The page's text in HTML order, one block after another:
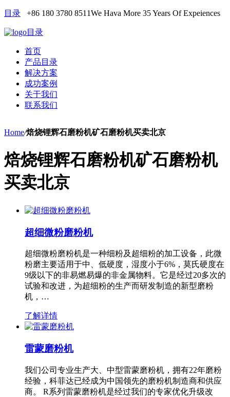
目录 +86 180 3780 8511We Hava More 35 Years Of Expeiences
目录
首页
产品目录
解决方案
成功案例
关于我们
联系我们
Home/焙烧锂辉石磨粉机矿石磨粉机买卖北京
焙烧锂辉石磨粉机矿石磨粉机
买卖北京
超细微粉磨粉机
超细微粉磨粉机是一种细粉及超细粉的加工设备，此微
粉磨主要适用于中、低硬度，湿度小于6%，莫氏硬度在
9级以下的非易燃易爆的非金属物料。它是经过20多次的
试验和改进，为超细粉的生产而研发制造的新型磨粉
机，…
了解详情
雷蒙磨粉机
我们公司专业生产大、中型雷蒙磨粉机，拥有22年磨粉
经验，科菲达已经成为中国领先的磨粉机制造商和供应
商。 R系列雷蒙磨粉机是经过我们的专家优化升级改